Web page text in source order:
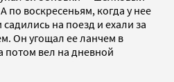
по воскресеньям, когда у нее
на поезд и ехали за
Он угощал ее ланчем в
потом вел на дневной